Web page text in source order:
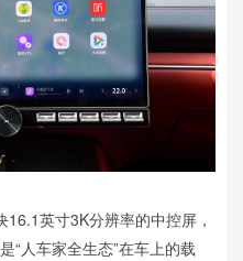
英寸3K分辨率的中控屏，
“人车家全生态”在车上的载